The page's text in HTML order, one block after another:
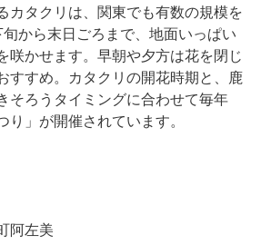
カタクリは、関東でも有数の規模を
から末日ごろまで、地面いっぱい
咲かせます。早朝や夕方は花を閉じ
すすめ。カタクリの開花時期と、鹿
そろうタイミングに合わせて毎年
り」が開催されています。
阿左美